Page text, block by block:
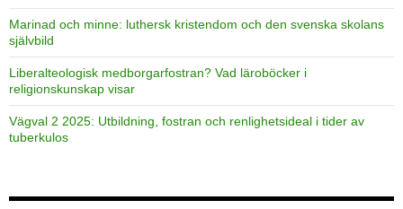
Marinad och minne: luthersk kristendom och den svenska skolans
självbild
Liberalteologisk medborgarfostran? Vad läroböcker i
religionskunskap visar
Vägval 2 2025: Utbildning, fostran och renlighetsideal i tider av
tuberkulos